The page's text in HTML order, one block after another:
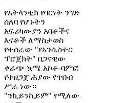
የአትላንቲክ የባርነት ንግድ
ሰለባ የሆኑትን
አፍሪካውያን አባቶችና
እናቶች ለማስታወስ
የተሰራው "የአንሴስተር
ፕሮጀክት" በጋናዊው
ቀራጭ ኳሜ አኮቶ-ባምፎ
የተዘጋጀ ሕያው የጥበብ
ሥራ ነው።
"ንኪይንኪይም" የሚለው